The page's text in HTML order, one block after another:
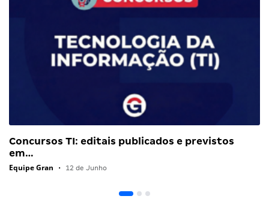
Concursos TI: editais publicados e previstos
em…
Equipe Gran • 12 de Junho